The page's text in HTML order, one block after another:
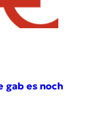
gab es noch